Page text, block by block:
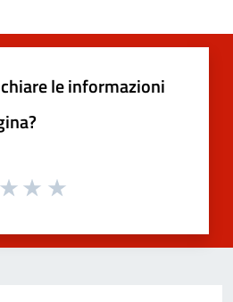
le informazioni